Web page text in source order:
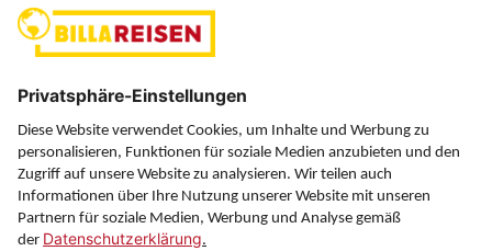
Über uns
Service
Information
Folgen Sie uns auf